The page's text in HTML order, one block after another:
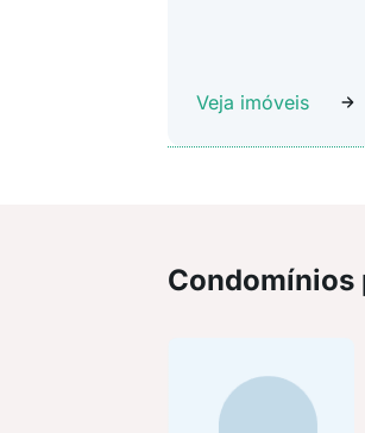
Veja imóveis
Condomínios